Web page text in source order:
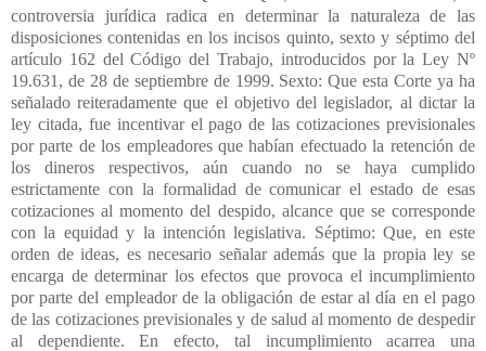
controversia jurídica radica en determinar la naturaleza de las
disposiciones contenidas en los incisos quinto, sexto y séptimo del
artículo 162 del Código del Trabajo, introducidos por la Ley Nº
19.631, de 28 de septiembre de 1999. Sexto: Que esta Corte ya ha
señalado reiteradamente que el objetivo del legislador, al dictar la
ley citada, fue incentivar el pago de las cotizaciones previsionales
por parte de los empleadores que habían efectuado la retención de
los dineros respectivos, aún cuando no se haya cumplido
estrictamente con la formalidad de comunicar el estado de esas
cotizaciones al momento del despido, alcance que se corresponde
con la equidad y la intención legislativa. Séptimo: Que, en este
orden de ideas, es necesario señalar además que la propia ley se
encarga de determinar los efectos que provoca el incumplimiento
por parte del empleador de la obligación de estar al día en el pago
de las cotizaciones previsionales y de salud al momento de despedir
al dependiente. En efecto, tal incumplimiento acarrea una